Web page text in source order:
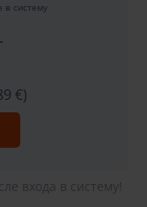
в систему
€)
входа в систему!